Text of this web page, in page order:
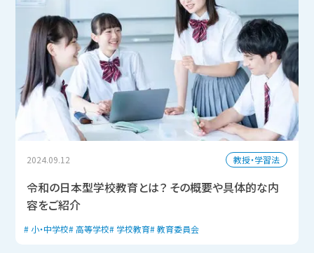
2024.09.12 教授・学習法
令和の日本型学校教育とは？ その概要や具体的な内
容をご紹介
小・中学校 高等学校 学校教育 教育委員会